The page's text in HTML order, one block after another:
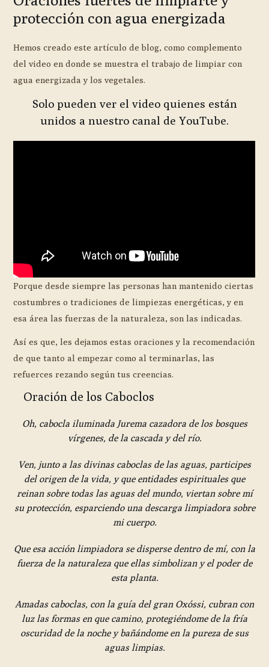
protección con agua energizada
Hemos creado este artículo de blog, como complemento
del video en donde se muestra el trabajo de limpiar con
agua energizada y los vegetales.
Solo pueden ver el video quienes están
unidos a nuestro canal de YouTube.
Porque desde siempre las personas han mantenido ciertas
costumbres o tradiciones de limpiezas energéticas, y en
esa área las fuerzas de la naturaleza, son las indicadas.
Así es que, les dejamos estas oraciones y la recomendación
de que tanto al empezar como al terminarlas, las
refuerces rezando según tus creencias.
Oración de los Caboclos
Oh, cabocla iluminada Jurema cazadora de los bosques
vírgenes, de la cascada y del río.
Ven, junto a las divinas caboclas de las aguas, participes
del origen de la vida, y que entidades espirituales que
reinan sobre todas las aguas del mundo, viertan sobre mí
su protección, esparciendo una descarga limpiadora sobre
mi cuerpo.
Que esa acción limpiadora se disperse dentro de mí, con la
fuerza de la naturaleza que ellas simbolizan y el poder de
esta planta.
Amadas caboclas, con la guía del gran Oxóssi, cubran con
luz las formas en que camino, protegiéndome de la fría
oscuridad de la noche y bañándome en la pureza de sus
aguas limpias.